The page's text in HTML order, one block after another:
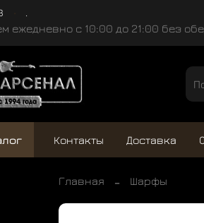
ежедневно с 10:00 до 21:00 без
Контакты Доставка
Главная Шарфы